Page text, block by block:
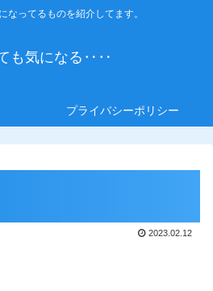
なってるものを紹介してます。
も気になる‥‥
プライバシーポリシー
2023.02.12